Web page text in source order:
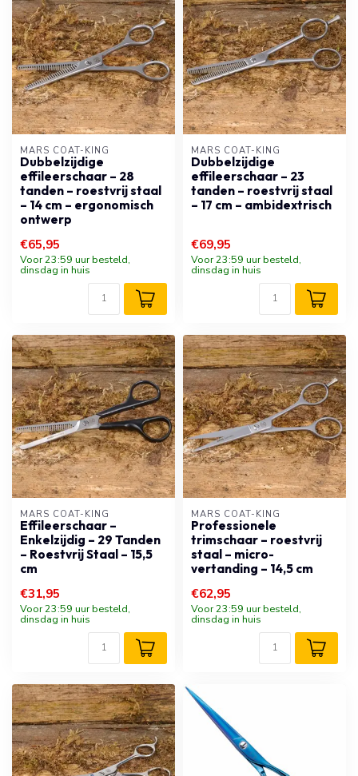
MARS COAT-KING
Dubbelzijdige
effileerschaar – 28
tanden – roestvrij staal
– 14 cm – ergonomisch
ontwerp
€65,95
Voor 23:59 uur besteld,
dinsdag in huis
MARS COAT-KING
Dubbelzijdige
effileerschaar – 23
tanden – roestvrij staal
– 17 cm – ambidextrisch
€69,95
Voor 23:59 uur besteld,
dinsdag in huis
MARS COAT-KING
Effileerschaar –
Enkelzijdig – 29 Tanden
– Roestvrij Staal – 15,5
cm
€31,95
Voor 23:59 uur besteld,
dinsdag in huis
MARS COAT-KING
Professionele
trimschaar – roestvrij
staal – micro-
vertanding – 14,5 cm
€62,95
Voor 23:59 uur besteld,
dinsdag in huis